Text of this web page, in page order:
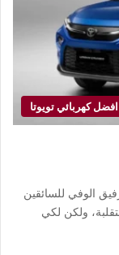
افضل كهربائي تويوتا
الوفي للسائقين
ولكن لكي